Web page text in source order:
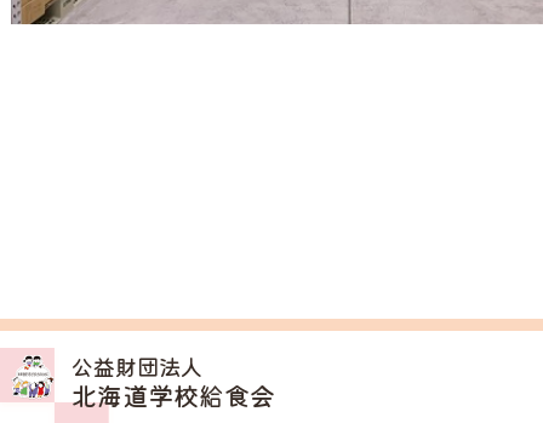
公益財団法人
北海道学校給食会